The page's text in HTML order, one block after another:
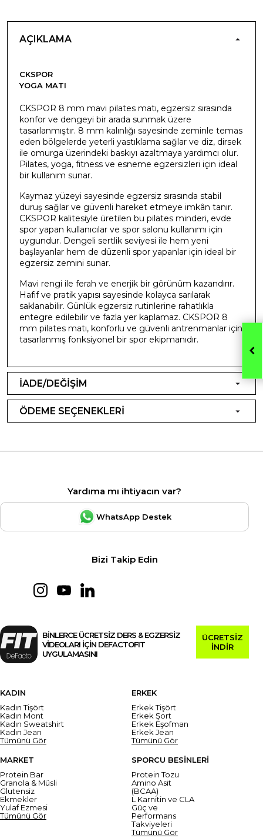
AÇIKLAMA
CKSPOR
YOGA MATI
CKSPOR 8 mm mavi pilates matı, egzersiz sırasında
konfor ve dengeyi bir arada sunmak üzere
tasarlanmıştır. 8 mm kalınlığı sayesinde zeminle temas
eden bölgelerde yeterli yastıklama sağlar ve diz, dirsek
ile omurga üzerindeki baskıyı azaltmaya yardımcı olur.
Pilates, yoga, fitness ve esneme egzersizleri için ideal
bir kullanım sunar.
Kaymaz yüzeyi sayesinde egzersiz sırasında stabil
duruş sağlar ve güvenli hareket etmeye imkân tanır.
CKSPOR kalitesiyle üretilen bu pilates minderi, evde
spor yapan kullanıcılar ve spor salonu kullanımı için
uygundur. Dengeli sertlik seviyesi ile hem yeni
başlayanlar hem de düzenli spor yapanlar için ideal bir
egzersiz zemini sunar.
Mavi rengi ile ferah ve enerjik bir görünüm kazandırır.
Hafif ve pratik yapısı sayesinde kolayca sarılarak
saklanabilir. Günlük egzersiz rutinlerine rahatlıkla
entegre edilebilir ve fazla yer kaplamaz. CKSPOR 8
mm pilates matı, konforlu ve güvenli antrenmanlar için
tasarlanmış fonksiyonel bir spor ekipmanıdır.
İADE/DEĞİŞİM
ÖDEME SEÇENEKLERİ
Yardıma mı ihtiyacın var?
WhatsApp Destek
Bizi Takip Edin
BİNLERCE ÜCRETSİZ DERS & EGZERSİZ
VİDEOLARI İÇİN DEFACTOFIT
UYGULAMASINI
ÜCRETSİZ
İNDİR
KADIN
Kadın Tişört
Kadın Mont
Kadın Sweatshirt
Kadın Jean
Tümünü Gör
ERKEK
Erkek Tişört
Erkek Şort
Erkek Eşofman
Erkek Jean
Tümünü Gör
MARKET
Protein Bar
Granola & Müsli
Glutensiz
Ekmekler
Yulaf Ezmesi
Tümünü Gör
SPORCU BESİNLERİ
Protein Tozu
Amino Asit
(BCAA)
L Karnitin ve CLA
Güç ve
Performans
Takviyeleri
Tümünü Gör